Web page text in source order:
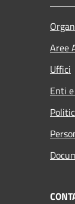
Aree
Uffici
Enti